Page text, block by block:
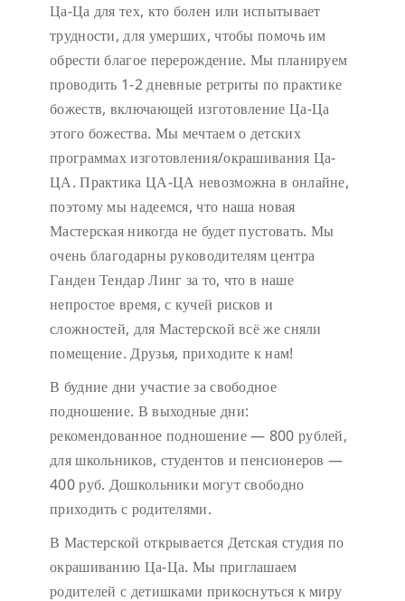
Ца-Ца для тех, кто болен или испытывает
трудности, для умерших, чтобы помочь им
обрести благое перерождение. Мы планируем
проводить 1-2 дневные ретриты по практике
божеств, включающей изготовление Ца-Ца
этого божества. Мы мечтаем о детских
программах изготовления/окрашивания Ца-
ЦА. Практика ЦА-ЦА невозможна в онлайне,
поэтому мы надеемся, что наша новая
Мастерская никогда не будет пустовать. Мы
очень благодарны руководителям центра
Ганден Тендар Линг за то, что в наше
непростое время, с кучей рисков и
сложностей, для Мастерской всё же сняли
помещение. Друзья, приходите к нам!
В будние дни участие за свободное
подношение. В выходные дни:
рекомендованное подношение — 800 рублей,
для школьников, студентов и пенсионеров —
400 руб. Дошкольники могут свободно
приходить с родителями.
В Мастерской открывается Детская студия по
окрашиванию Ца-Ца. Мы приглашаем
родителей с детишками прикоснуться к миру